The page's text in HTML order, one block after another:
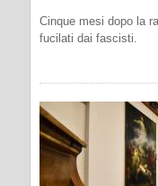
Cinque mesi dopo la
fucilati dai fascisti.